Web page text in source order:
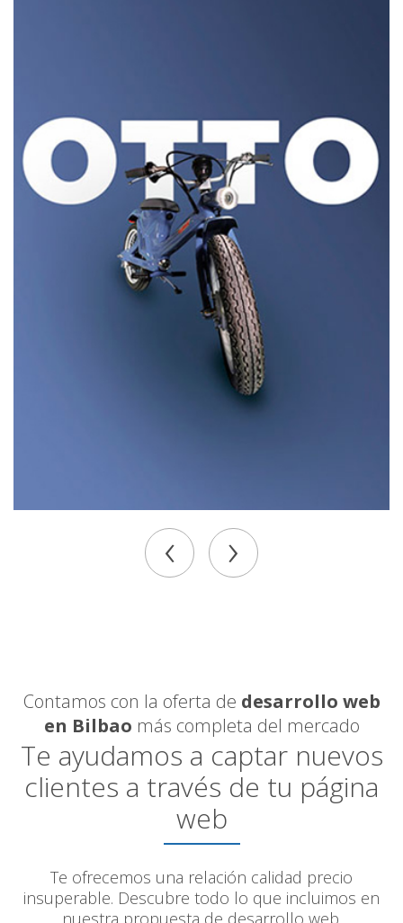
‹ ›
Contamos con la oferta de desarrollo web
en Bilbao más completa del mercado
Te ayudamos a captar nuevos
clientes a través de tu página
web
Te ofrecemos una relación calidad precio
insuperable. Descubre todo lo que incluimos en